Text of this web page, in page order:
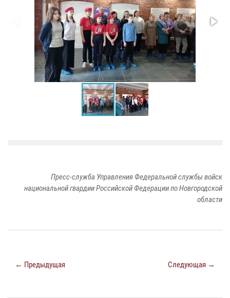
Пресс-служба Управления Федеральной службы войск
национальной гвардии Российской Федерации по Новгородской
области
← Предыдущая Следующая →